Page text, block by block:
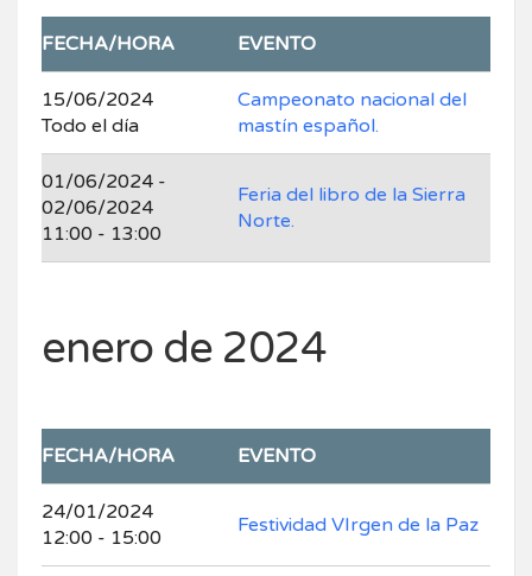
FECHA/HORA EVENTO
15/06/2024
Todo el día
Campeonato nacional del
mastín español.
01/06/2024 -
02/06/2024
11:00 - 13:00
Feria del libro de la Sierra
Norte.
enero de 2024
FECHA/HORA EVENTO
24/01/2024
12:00 - 15:00
Festividad VIrgen de la Paz